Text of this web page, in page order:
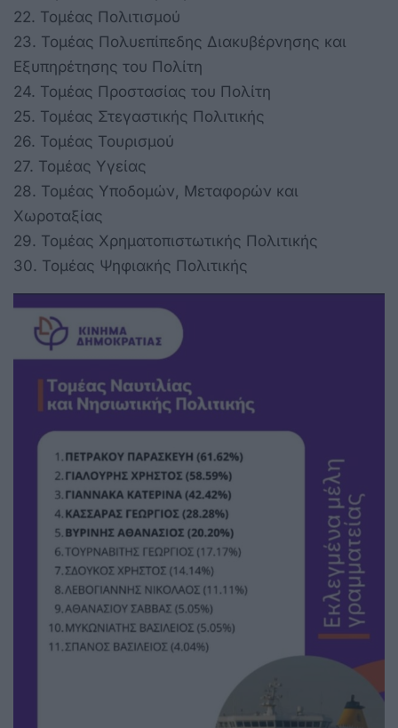
22. Τομέας Πολιτισμού
23. Τομέας Πολυεπίπεδης Διακυβέρνησης και
Εξυπηρέτησης του Πολίτη
24. Τομέας Προστασίας του Πολίτη
25. Τομέας Στεγαστικής Πολιτικής
26. Τομέας Τουρισμού
27. Τομέας Υγείας
28. Τομέας Υποδομών, Μεταφορών και
Χωροταξίας
29. Τομέας Χρηματοπιστωτικής Πολιτικής
30. Τομέας Ψηφιακής Πολιτικής